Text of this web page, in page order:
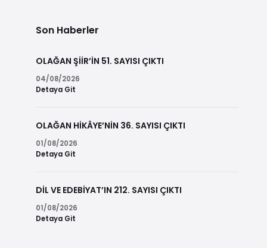
Son Haberler
OLAĞAN ŞİİR’İN 51. SAYISI ÇIKTI
04/08/2026
Detaya Git
OLAĞAN HİKÂYE’NİN 36. SAYISI ÇIKTI
01/08/2026
Detaya Git
DİL VE EDEBİYAT’IN 212. SAYISI ÇIKTI
01/08/2026
Detaya Git